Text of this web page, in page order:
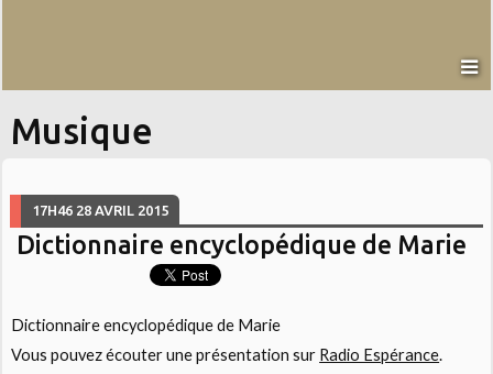
Musique
17H46 28 AVRIL 2015
Dictionnaire encyclopédique de Marie
Dictionnaire encyclopédique de Marie
Vous pouvez écouter une présentation sur Radio Espérance.